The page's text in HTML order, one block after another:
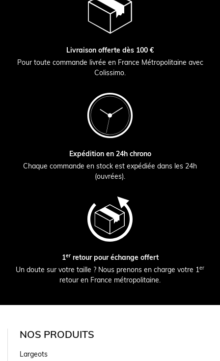
Livraison offerte dès 100 €
Pour toute commande livrée en France Métropolitaine avec
Colissimo.
Expédition en 24h chrono
Chaque commande en stock est expédiée dans les 24h
(ouvrées).
1erretour pour échange offert
Un doute sur votre taille ? Nous prenons en charge votre 1er
retour en France métropolitaine.
NOS PRODUITS
Largeots